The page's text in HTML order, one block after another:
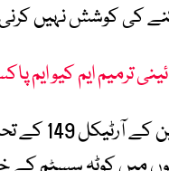
کی کوشش نہیں
ایم کیو